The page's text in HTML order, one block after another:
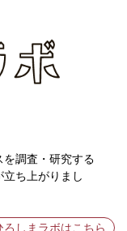
調査・研究する
ち上がりまし
しまラボはこちら